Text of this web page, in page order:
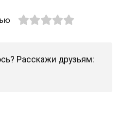
Расскажи друзьям: